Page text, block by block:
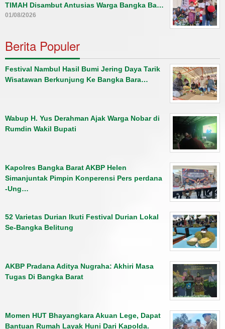
TIMAH Disambut Antusias Warga Bangka Ba…
01/08/2026
Berita Populer
Festival Nambul Hasil Bumi Jering Daya Tarik
Wisatawan Berkunjung Ke Bangka Bara…
Wabup H. Yus Derahman Ajak Warga Nobar di
Rumdin Wakil Bupati
Kapolres Bangka Barat AKBP Helen
Simanjuntak Pimpin Konperensi Pers perdana
-Ung…
52 Varietas Durian Ikuti Festival Durian Lokal
Se-Bangka Belitung
AKBP Pradana Aditya Nugraha: Akhiri Masa
Tugas Di Bangka Barat
Momen HUT Bhayangkara Akuan Lege, Dapat
Bantuan Rumah Layak Huni Dari Kapolda.